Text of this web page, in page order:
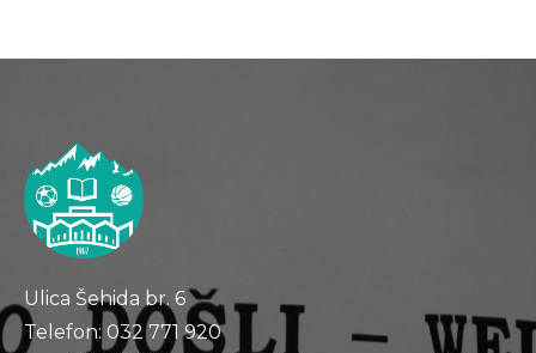
Ulica Šehida br. 6
Telefon: 032 771 920